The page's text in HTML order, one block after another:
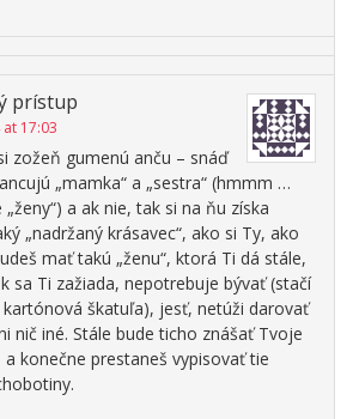
prístup
17:03
zožeň gumenú anču – snáď
„mamka“ a „sestra“ (hmmm …
a ak nie, tak si na ňu získa
„nadržaný krásavec“, ako si Ty, ako
mať takú „ženu“, ktorá Ti dá stále,
sa Ti zažiada, nepotrebuje bývať (stačí
škatuľa), jesť, netúži darovať
nič iné. Stále bude ticho znášať Tvoje
a konečne prestaneš vypisovať tie